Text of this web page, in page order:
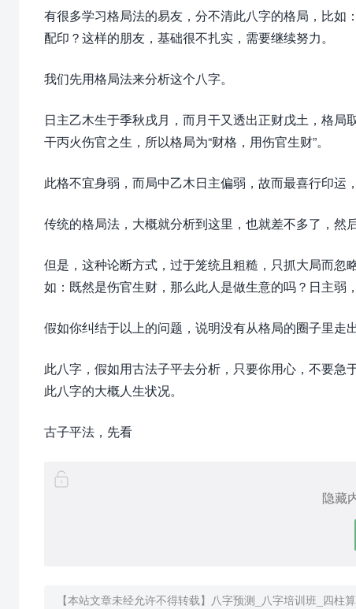
有很多学习格局法的易友，分不清此八字的格局，比如
配印？这样的朋友，基础很不扎实，需要继续努力。
我们先用格局法来分析这个八字。
日主乙木生于季秋戌月，而月干又透出正财戊土，格局
干丙火伤官之生，所以格局为“财格，用伤官生财”。
此格不宜身弱，而局中乙木日主偏弱，故而最喜行印运
传统的格局法，大概就分析到这里，也就差不多了，然
但是，这种论断方式，过于笼统且粗糙，只抓大局而忽
如：既然是伤官生财，那么此人是做生意的吗？日主弱
假如你纠结于以上的问题，说明没有从格局的圈子里走出
此八字，假如用古法子平去分析，只要你用心，不要
此八字的大概人生状况。
古子平法，先看
隐藏
【本站文章未经允许不得转载】 八字预测_八字培训班_四柱